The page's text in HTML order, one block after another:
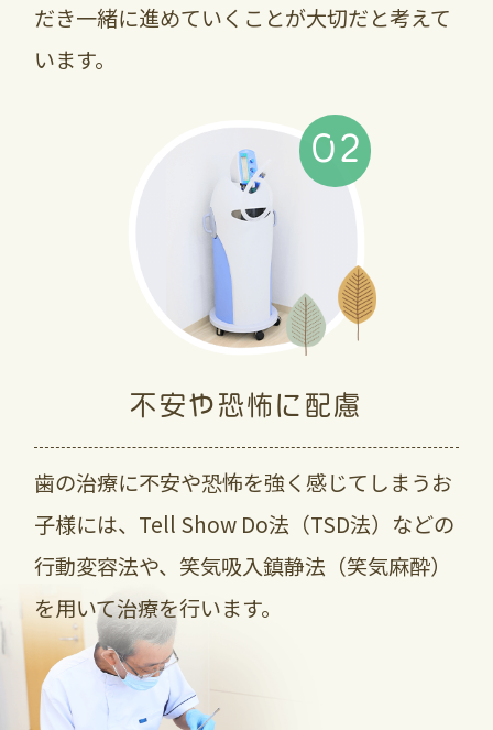
だき一緒に進めていくことが大切だと考えて
います。
02
不安や恐怖に配慮
歯の治療に不安や恐怖を強く感じてしまうお
子様には、Tell Show Do法（TSD法）などの
行動変容法や、笑気吸入鎮静法（笑気麻酔）
を用いて治療を行います。